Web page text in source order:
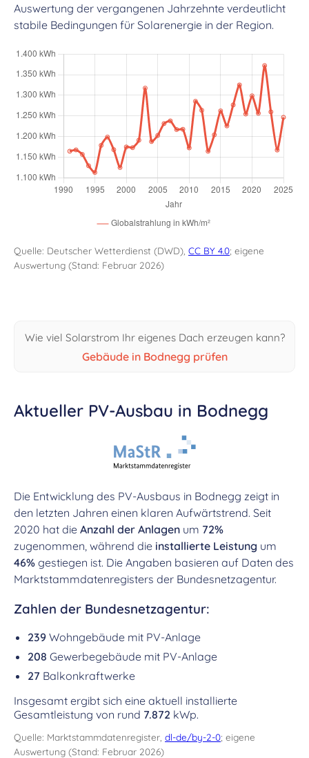
Auswertung der vergangenen Jahrzehnte verdeutlicht
stabile Bedingungen für Solarenergie in der Region.
Quelle: Deutscher Wetterdienst (DWD), CC BY 4.0; eigene
Auswertung (Stand: Februar 2026)
Wie viel Solarstrom Ihr eigenes Dach erzeugen kann?
Gebäude in Bodnegg prüfen
Aktueller PV-Ausbau in Bodnegg
Die Entwicklung des PV-Ausbaus in Bodnegg zeigt in
den letzten Jahren einen klaren Aufwärtstrend. Seit
2020 hat die Anzahl der Anlagen um 72%
zugenommen, während die installierte Leistung um
46% gestiegen ist. Die Angaben basieren auf Daten des
Marktstammdatenregisters der Bundesnetzagentur.
Zahlen der Bundesnetzagentur:
239 Wohngebäude mit PV-Anlage
208 Gewerbegebäude mit PV-Anlage
27 Balkonkraftwerke
Insgesamt ergibt sich eine aktuell installierte
Gesamtleistung von rund 7.872 kWp.
Quelle: Marktstammdatenregister, dl-de/by-2-0; eigene
Auswertung (Stand: Februar 2026)